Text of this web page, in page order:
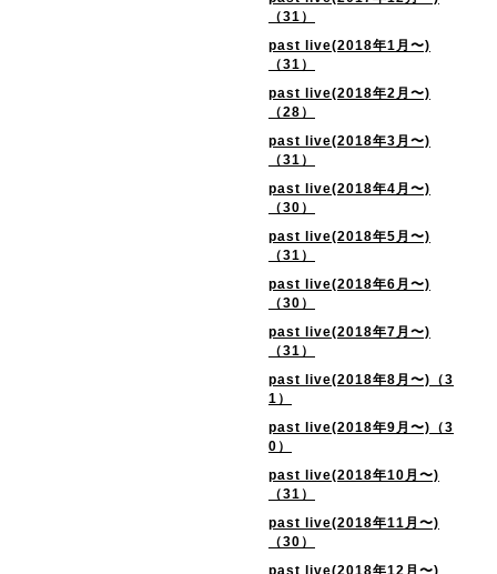
（31）
past live(2018年1月〜)
（31）
past live(2018年2月〜)
（28）
past live(2018年3月〜)
（31）
past live(2018年4月〜)
（30）
past live(2018年5月〜)
（31）
past live(2018年6月〜)
（30）
past live(2018年7月〜)
（31）
past live(2018年8月〜)（3
1）
past live(2018年9月〜)（3
0）
past live(2018年10月〜)
（31）
past live(2018年11月〜)
（30）
past live(2018年12月〜)